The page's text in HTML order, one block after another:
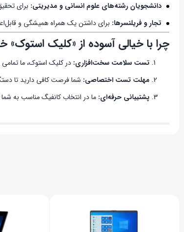
دانشجویان رشته‌های علوم انسانی و مدیریتی: برای
تجار و فریلنسرها: برای داشتن یک همراه همیشگی و
چرا با خیالی آسوده از «کلیک استوک»
تست سلامت سخت‌افزاری: در کلیک استوک، ما
مهلت تست اختصاصی: شما فرصت کافی دارید تا
پشتیبانی حرفه‌ای: ما در انتخاب کانفیگ مناسب به